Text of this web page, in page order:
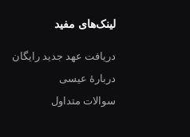
لینک‌های مفید
دریافت عهد جدید رایگان
دربارهٔ عیسی
سوالات متداول